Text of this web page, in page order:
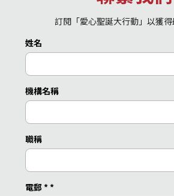
訂閱「愛心聖誕大行動」以獲得
姓名
機構名稱
職稱
電郵 **